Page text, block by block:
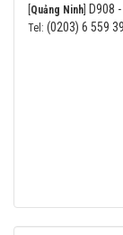
Quảng Ninh D908
Tel: (0203) 6 559